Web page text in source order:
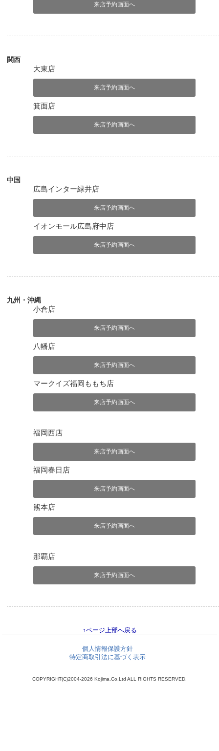
来店予約画面へ
関西
大東店
来店予約画面へ
箕面店
来店予約画面へ
中国
広島インター緑井店
来店予約画面へ
イオンモール広島府中店
来店予約画面へ
九州・沖縄
小倉店
来店予約画面へ
八幡店
来店予約画面へ
マークイズ福岡ももち店
来店予約画面へ
福岡西店
来店予約画面へ
福岡春日店
来店予約画面へ
熊本店
来店予約画面へ
那覇店
来店予約画面へ
↑ページ上部へ戻る
個人情報保護方針
特定商取引法に基づく表示
COPYRIGHT(C)2004-2026 Kojima.Co.Ltd ALL RIGHTS RESERVED.